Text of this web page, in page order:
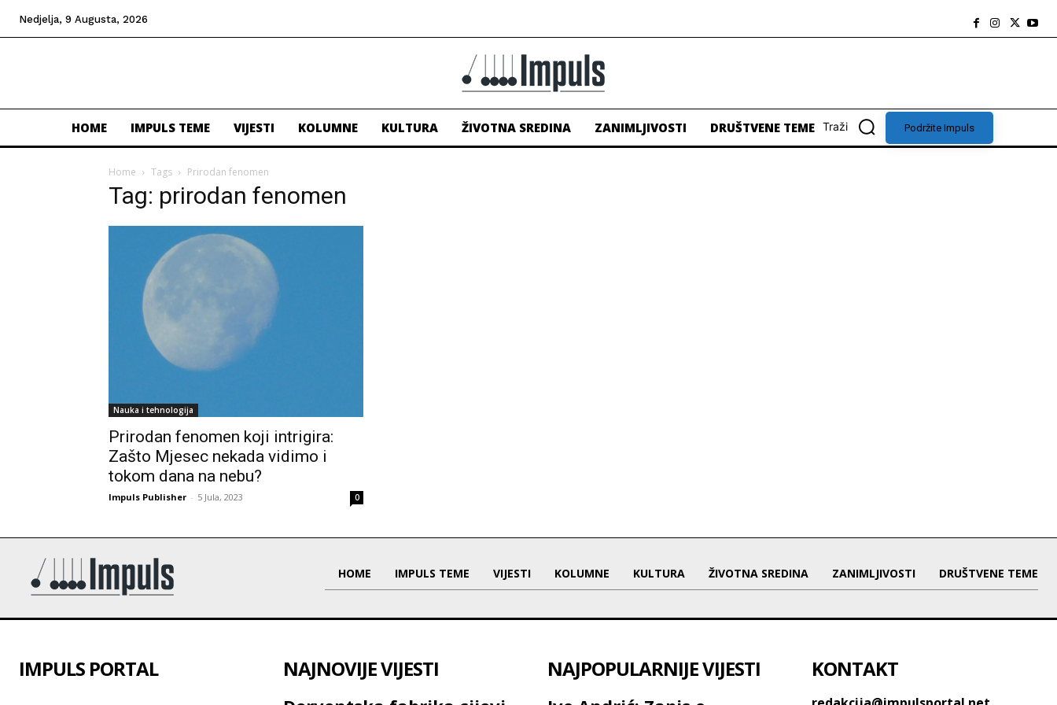
Nedjelja, 9 Augusta, 2026
HOME IMPULS TEME VIJESTI KOLUMNE KULTURA ŽIVOTNA SREDINA ZANIMLJIVOSTI DRUŠTVENE TEME Traži Podržite Impuls
Home Tags Prirodan fenomen
Tag: prirodan fenomen
Nauka i tehnologija
Prirodan fenomen koji intrigira:
Zašto Mjesec nekada vidimo i
tokom dana na nebu?
Impuls Publisher - 5 Jula, 2023 0
HOME IMPULS TEME VIJESTI KOLUMNE KULTURA ŽIVOTNA SREDINA ZANIMLJIVOSTI DRUŠTVENE TEME
IMPULS PORTAL NAJNOVIJE VIJESTI NAJPOPULARNIJE VIJESTI KONTAKT